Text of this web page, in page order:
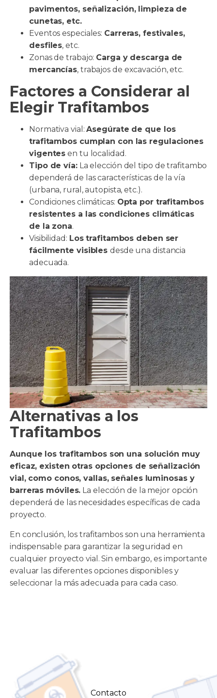
pavimentos, señalización, limpieza de
cunetas, etc.
Eventos especiales: Carreras, festivales,
desfiles, etc.
Zonas de trabajo: Carga y descarga de
mercancías, trabajos de excavación, etc.
Factores a Considerar al
Elegir Trafitambos
Normativa vial:Asegúrate de que los
trafitambos cumplan con las regulaciones
vigentes en tu localidad.
Tipo de vía:La elección del tipo de trafitambo
dependerá de las características de la vía
(urbana, rural, autopista, etc.).
Condiciones climáticas: Opta por trafitambos
resistentes a las condiciones climáticas
de la zona.
Visibilidad: Los trafitambos deben ser
fácilmente visibles desde una distancia
adecuada.
Alternativas a los
Trafitambos
Aunque los trafitambos son una solución muy
eficaz, existen otras opciones de señalización
vial, como conos, vallas, señales luminosas y
barreras móviles. La elección de la mejor opción
dependerá de las necesidades específicas de cada
proyecto.
En conclusión, los trafitambos son una herramienta
indispensable para garantizar la seguridad en
cualquier proyecto vial. Sin embargo, es importante
evaluar las diferentes opciones disponibles y
seleccionar la más adecuada para cada caso.
Contacto